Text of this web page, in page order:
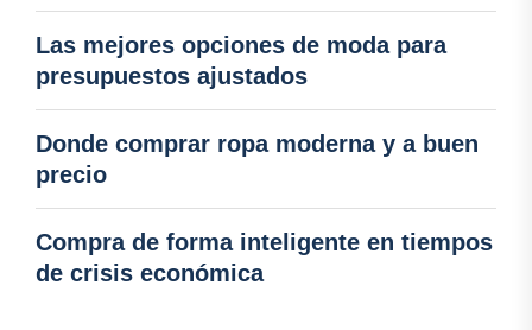
Las mejores opciones de moda para
presupuestos ajustados
Donde comprar ropa moderna y a buen
precio
Compra de forma inteligente en tiempos
de crisis económica